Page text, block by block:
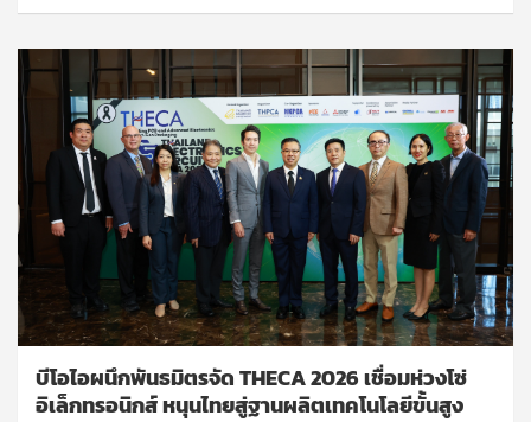
บีโอไอผนึกพันธมิตรจัด THECA 2026 เชื่อมห่วงโซ่
อิเล็กทรอนิกส์ หนุนไทยสู่ฐานผลิตเทคโนโลยีขั้นสูง